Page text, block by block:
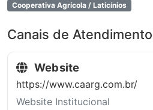
Cooperativa Agrícola / Laticínios
Canais de Atendimento
Website
https://www.caarg.com.br/
Website Institucional